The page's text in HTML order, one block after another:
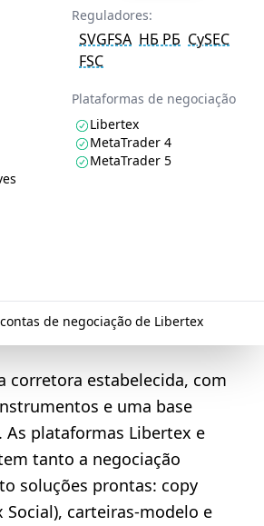
Reguladores:
SVGFSA НБ РБ CySEC
FSC
Plataformas de negociação
Libertex
MetaTrader 4
MetaTrader 5
de negociação de Libertex
corretora estabelecida, com
e uma base
As plataformas Libertex e
tanto a negociação
soluções prontas: copy
carteiras-modelo e